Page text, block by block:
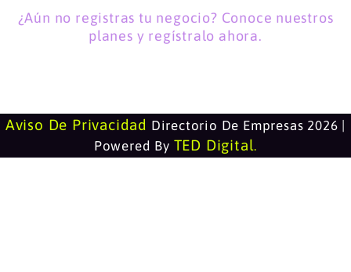
¿Aún no registras tu negocio? Conoce nuestros
planes y regístralo ahora.
Aviso De Privacidad Directorio De Empresas 2026 |
Powered By TED Digital.